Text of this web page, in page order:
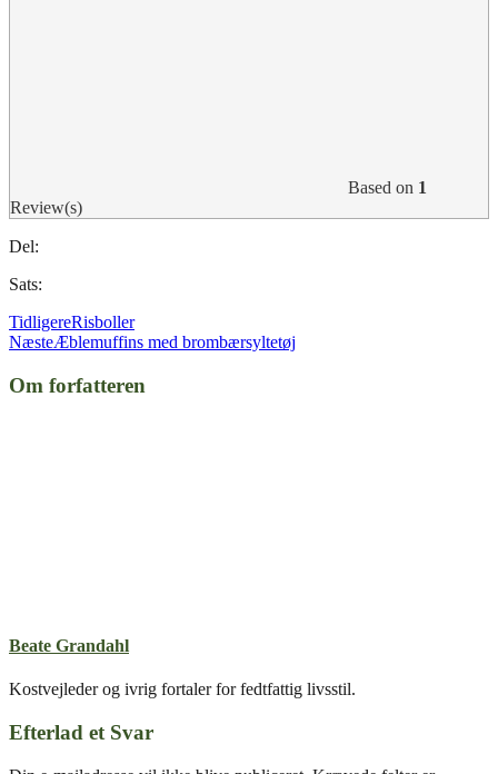
Based on 1
Review(s)
Del:
Sats:
TidligereRisboller
NæsteÆblemuffins med brombærsyltetøj
Om forfatteren
Beate Grandahl
Kostvejleder og ivrig fortaler for fedtfattig livsstil.
Efterlad et Svar